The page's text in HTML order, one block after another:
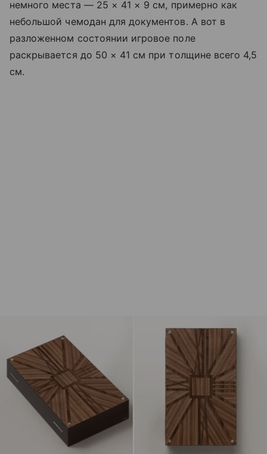
немного места — 25 × 41 × 9 см, примерно как
небольшой чемодан для документов. А вот в
разложенном состоянии игровое поле
раскрывается до 50 × 41 см при толщине всего 4,5
см.